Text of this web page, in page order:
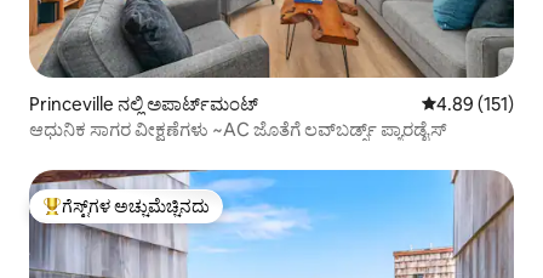
Princeville ನಲ್ಲಿ ಅಪಾರ್ಟ್‌ಮಂಟ್ 5 ರಲ್ಲಿ 4.89
4.89 (151)
ಆಧುನಿಕ ಸಾಗರ ವೀಕ್ಷಣೆಗಳು ~AC ಜೊತೆಗೆ ಲವ್‌ಬರ್ಡ್ಸ್ ಪ್ಯಾರಡೈಸ್
ಗೆಸ್ಟ್‌ಗಳಿಗೆ ಅತಿ ಹೆಚ್ಚು ಅಚ್ಚುಮೆಚ್ಚಿನದು
ಗೆಸ್ಟ್‌ಗಳ ಅಚ್ಚುಮೆಚ್ಚಿನದು